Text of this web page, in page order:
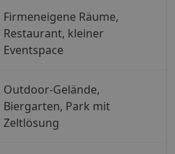
Firmeneigene Räume,
Restaurant, kleiner
Eventspace
Outdoor-Gelände,
Biergarten, Park mit
Zeltlösung